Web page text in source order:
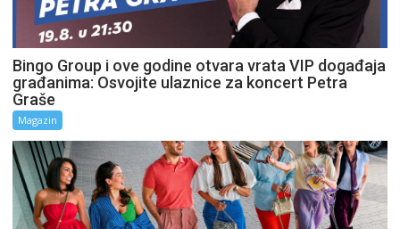
Bingo Group i ove godine otvara vrata VIP događaja
građanima: Osvojite ulaznice za koncert Petra
Graše
Magazin